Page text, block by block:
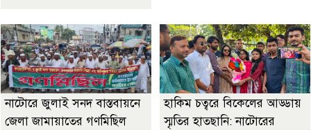
নাটোরে জুলাই সনদ বাস্তবায়নে
জেলা জামায়াতের গণমিছিল
হাকিম চত্বরে বিকেলের আড্ডায়
স্মৃতির হাতছানি: নাটোরের